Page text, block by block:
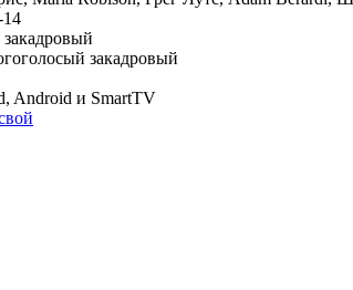
14
закадровый
Android и SmartTV